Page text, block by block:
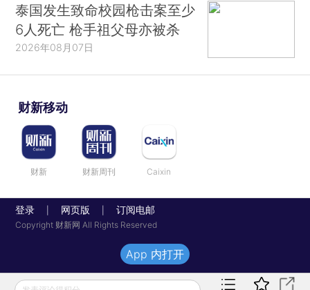
泰国发生致命校园枪击案至少
6人死亡 枪手祖父母亦被杀
2026年08月07日
财新移动
财新 财新周刊 Caixin
登录 网页版 订阅电邮
Copyright 财新网 All Rights Reserved
App 内打开